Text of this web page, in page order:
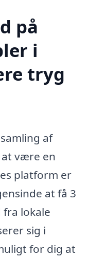
på
i
tryg
af
at være en
platform er
at få 3
lokale
sig i
for dig at